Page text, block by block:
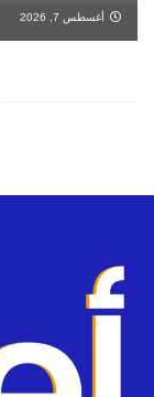
أغسطس 7, 2026